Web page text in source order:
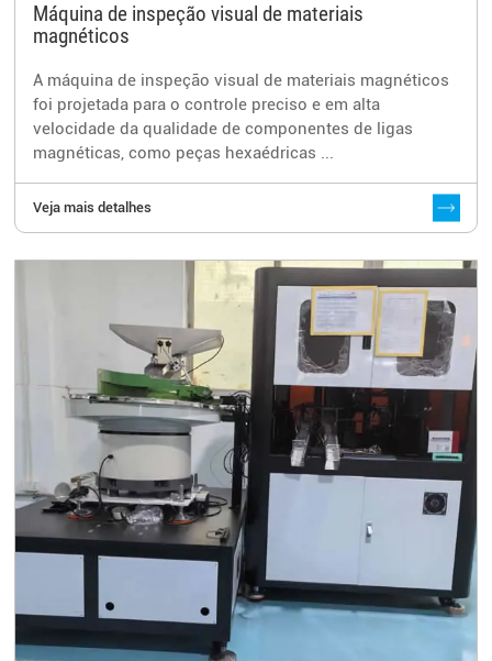
Máquina de inspeção visual de materiais
magnéticos
A máquina de inspeção visual de materiais magnéticos
foi projetada para o controle preciso e em alta
velocidade da qualidade de componentes de ligas
magnéticas, como peças hexaédricas ...
Veja mais detalhes